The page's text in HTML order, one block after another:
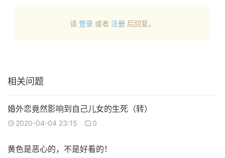
请 登录 或者 注册 后回复。
相关问题
婚外恋竟然影响到自己儿女的生死（转）
2020-04-04 23:15 0
黄色是恶心的，不是好看的！